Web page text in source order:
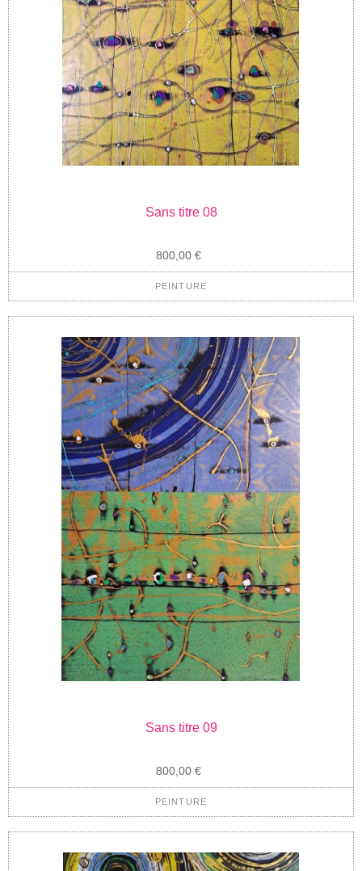
Sans titre 08
800,00 €
PEINTURE
Sans titre 09
800,00 €
PEINTURE